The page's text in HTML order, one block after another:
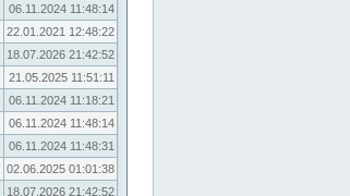
06.11.2024 11:48:14
22.01.2021 12:48:22
18.07.2026 21:42:52
21.05.2025 11:51:11
06.11.2024 11:18:21
06.11.2024 11:48:14
06.11.2024 11:48:31
02.06.2025 01:01:38
18.07.2026 21:42:52